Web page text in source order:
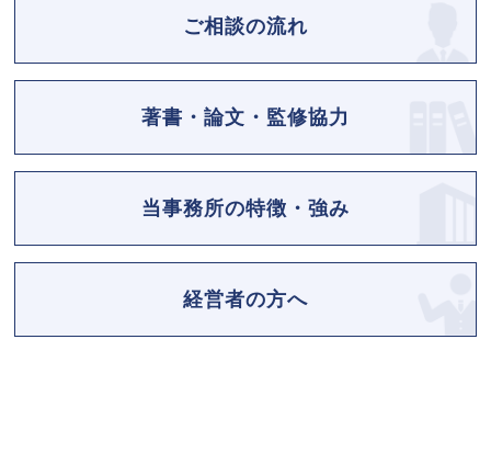
ご相談の流れ
著書・論文・監修協力
当事務所の特徴・強み
経営者の方へ